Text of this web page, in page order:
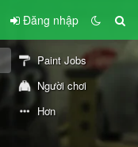
Đăng nhập
Paint Jobs
Người chơi
Hơn